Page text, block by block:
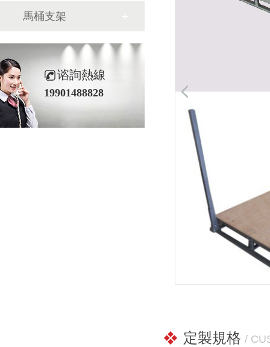
定製規格 /
馬桶支架
谘詢熱線
19901488828